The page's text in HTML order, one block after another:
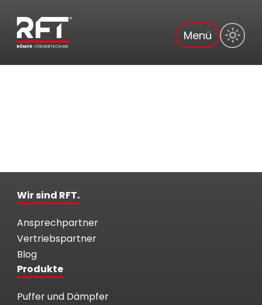
Menü
Wir sind RFT.
Ansprechpartner
Vertriebspartner
Blog
Produkte
Puffer und Dämpfer